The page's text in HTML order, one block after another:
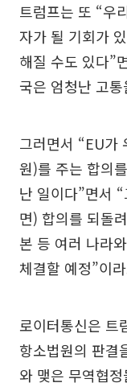
트럼프는 또 “우
자가 될 기회가
해질 수도 있다”
국은 엄청난 고
그러면서 “EU가
원)를 주는 합의
난 일이다”면서
면) 합의를 되돌
본 등 여러 나라
체결할 예정”이
로이터통신은 트
항소법원의 판결
와 맺은 무역협